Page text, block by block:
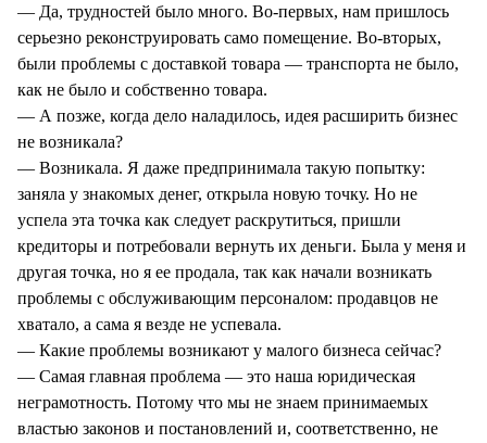
— Да, трудностей было много. Во-первых, нам пришлось
серьезно реконструировать само помещение. Во-вторых,
были проблемы с доставкой товара — транспорта не было,
как не было и собственно товара.
— А позже, когда дело наладилось, идея расширить бизнес
не возникала?
— Возникала. Я даже предпринимала такую попытку:
заняла у знакомых денег, открыла новую точку. Но не
успела эта точка как следует раскрутиться, пришли
кредиторы и потребовали вернуть их деньги. Была у меня и
другая точка, но я ее продала, так как начали возникать
проблемы с обслуживающим персоналом: продавцов не
хватало, а сама я везде не успевала.
— Какие проблемы возникают у малого бизнеса сейчас?
— Самая главная проблема — это наша юридическая
неграмотность. Потому что мы не знаем принимаемых
властью законов и постановлений и, соответственно, не